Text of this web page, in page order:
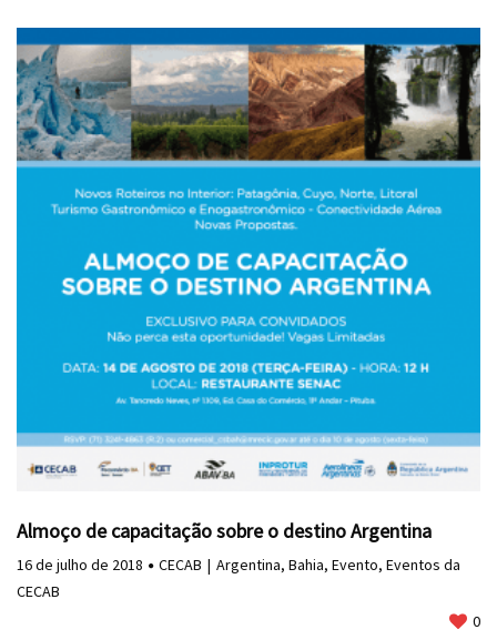
Almoço de capacitação sobre o destino Argentina
16 de julho de 2018 CECAB Argentina, Bahia, Evento, Eventos da
CECAB
0